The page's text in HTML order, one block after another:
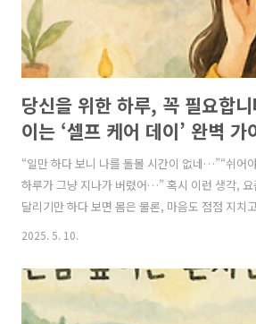
당신을 위한 하루, 꼭 필요합
이는 ‘셀프 케어 데이’ 완벽
높이는 방법, 자존감 수업, 자
감 회복)
“일만 하다 보니 나를 돌볼 시간이 없네…”“쉬어
하루가 그냥 지나가 버렸어…” 혹시 이런 생각, 요
달리기만 하다 보면 몸은 물론, 마음도 점점 지치
게 됩니다.바로 이런 순간, 필요한 게 바로**‘나를
나를 소중하게 여기는 사람이다”**라는 강력한
🎯 왜 ‘나를 위한 휴식 데이’가 자존감을 높일까
물하는 것은내가 가치 있고, 돌볼 만한 사람임을
2025. 5. 10.